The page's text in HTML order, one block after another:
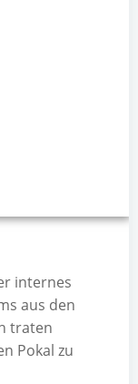
internes
aus den
traten
Pokal zu